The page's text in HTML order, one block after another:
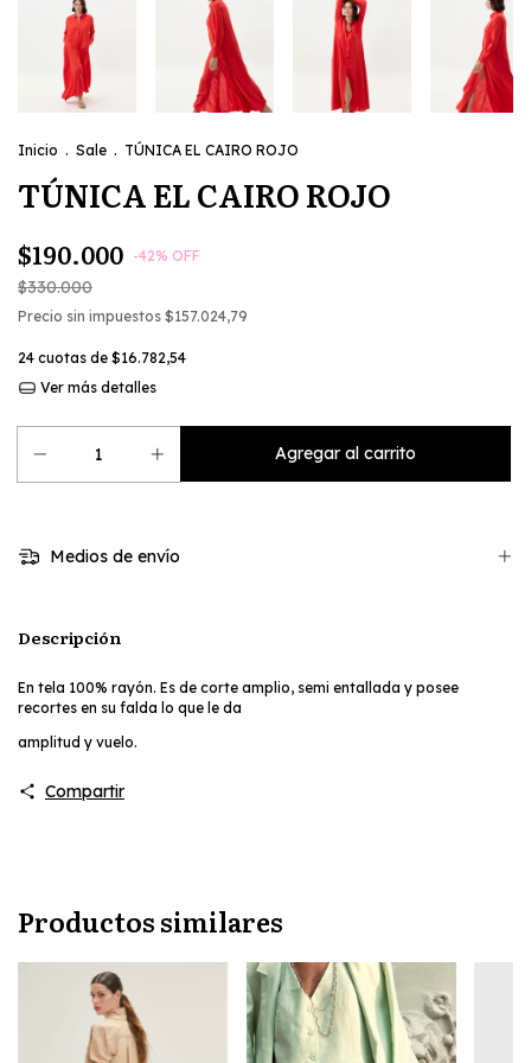
Inicio . Sale . TÚNICA EL CAIRO ROJO
TÚNICA EL CAIRO ROJO
$190.000 -42% OFF
$330.000
Precio sin impuestos $157.024,79
24 cuotas de $16.782,54
Ver más detalles
Medios de envío
Descripción
En tela 100% rayón. Es de corte amplio, semi entallada y posee
recortes en su falda lo que le da
amplitud y vuelo.
Compartir
Productos similares